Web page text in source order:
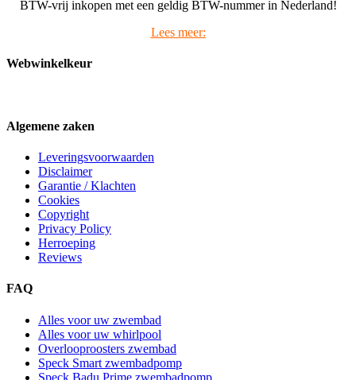
BTW-vrij inkopen met een geldig BTW-nummer in Nederland!
Lees meer:
Webwinkelkeur
Algemene zaken
Leveringsvoorwaarden
Disclaimer
Garantie / Klachten
Cookies
Copyright
Privacy Policy
Herroeping
Reviews
FAQ
Alles voor uw zwembad
Alles voor uw whirlpool
Overlooproosters zwembad
Speck Smart zwembadpomp
Speck Badu Prime zwembadpomp